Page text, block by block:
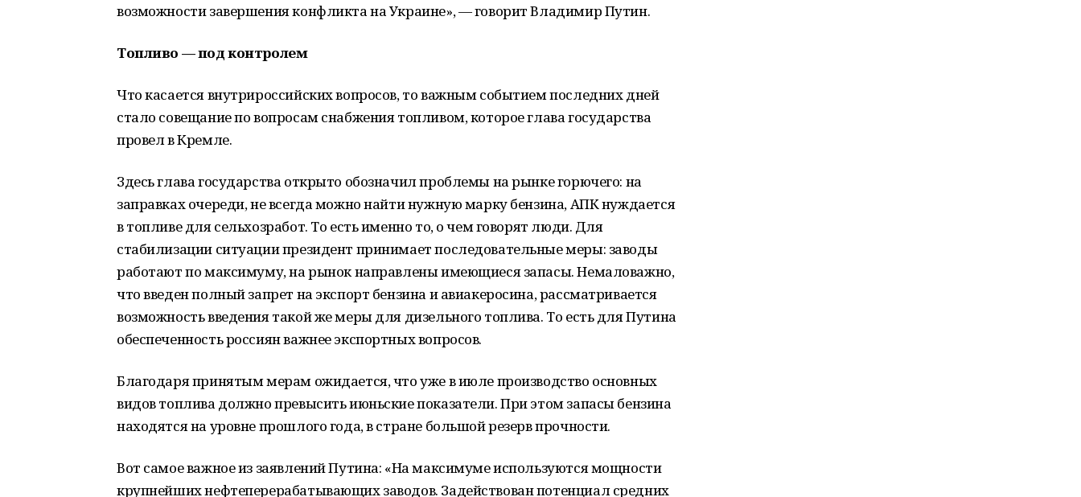
возможности завершения конфликта на Украине», — говорит Владимир Путин.
Топливо — под контролем
Что касается внутрироссийских вопросов, то важным событием последних дней
стало совещание по вопросам снабжения топливом, которое глава государства
провел в Кремле.
Здесь глава государства открыто обозначил проблемы на рынке горючего: на
заправках очереди, не всегда можно найти нужную марку бензина, АПК нуждается
в топливе для сельхозработ. То есть именно то, о чем говорят люди. Для
стабилизации ситуации президент принимает последовательные меры: заводы
работают по максимуму, на рынок направлены имеющиеся запасы. Немаловажно,
что введен полный запрет на экспорт бензина и авиакеросина, рассматривается
возможность введения такой же меры для дизельного топлива. То есть для Путина
обеспеченность россиян важнее экспортных вопросов.
Благодаря принятым мерам ожидается, что уже в июле производство основных
видов топлива должно превысить июньские показатели. При этом запасы бензина
находятся на уровне прошлого года, в стране большой резерв прочности.
Вот самое важное из заявлений Путина: «На максимуме используются мощности
крупнейших нефтеперерабатывающих заводов. Задействован потенциал средних